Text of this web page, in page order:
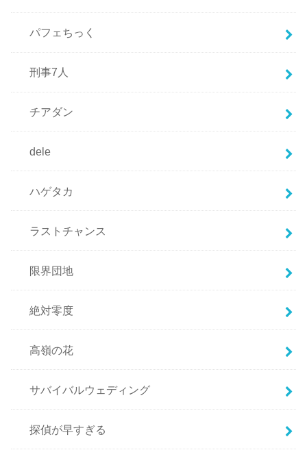
パフェちっく
刑事7人
チアダン
dele
ハゲタカ
ラストチャンス
限界団地
絶対零度
高嶺の花
サバイバルウェディング
探偵が早すぎる